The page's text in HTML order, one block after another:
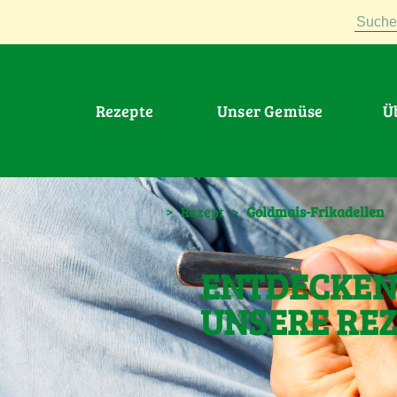
Rezepte Unser Gemüse
> Rezept > Goldmais-Frikadellen
UNSERE